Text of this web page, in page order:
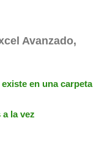
Avanzado,
en una carpeta
la vez